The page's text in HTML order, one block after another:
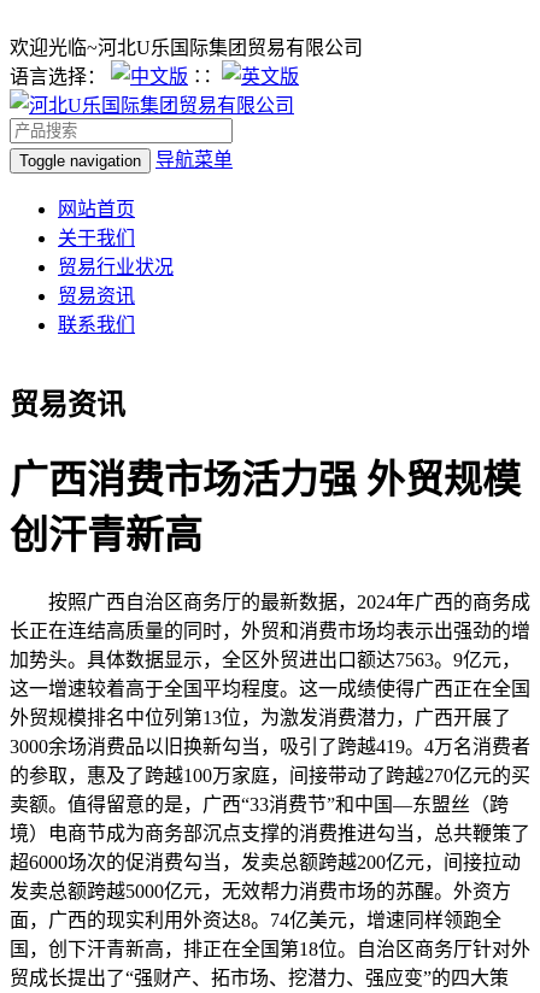
欢迎光临~河北U乐国际集团贸易有限公司
语言选择：
∷
Toggle navigation 导航菜单
网站首页
关于我们
贸易行业状况
贸易资讯
联系我们
贸易资讯
广西消费市场活力强 外贸规模
创汗青新高
按照广西自治区商务厅的最新数据，2024年广西的商务成
长正在连结高质量的同时，外贸和消费市场均表示出强劲的增
加势头。具体数据显示，全区外贸进出口额达7563。9亿元，
这一增速较着高于全国平均程度。这一成绩使得广西正在全国
外贸规模排名中位列第13位，为激发消费潜力，广西开展了
3000余场消费品以旧换新勾当，吸引了跨越419。4万名消费者
的参取，惠及了跨越100万家庭，间接带动了跨越270亿元的买
卖额。值得留意的是，广西“33消费节”和中国—东盟丝（跨
境）电商节成为商务部沉点支撑的消费推进勾当，总共鞭策了
超6000场次的促消费勾当，发卖总额跨越200亿元，间接拉动
发卖总额跨越5000亿元，无效帮力消费市场的苏醒。外资方
面，广西的现实利用外资达8。74亿美元，增速同样领跑全
国，创下汗青新高，排正在全国第18位。自治区商务厅针对外
贸成长提出了“强财产、拓市场、挖潜力、强应变”的四大策